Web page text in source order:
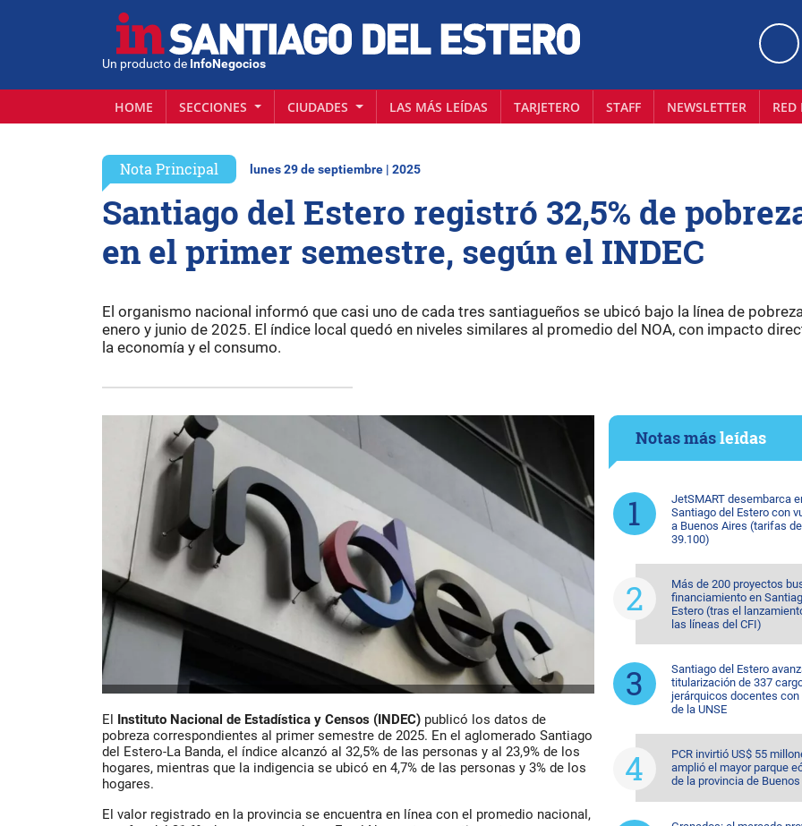
Un producto de InfoNegocios
HOME SECCIONES CIUDADES LAS MÁS LEÍDAS TARJETERO STAFF NEWSLETTER RED
Nota Principal lunes 29 de septiembre | 2025
Santiago del Estero registró 32,5% de
en el primer semestre, según el INDEC
El organismo nacional informó que casi uno de cada tres santiagueños se ubicó bajo la línea de
enero y junio de 2025. El índice local quedó en niveles similares al promedio del NOA, con impacto
la economía y el consumo.
El Instituto Nacional de Estadística y Censos (INDEC) publicó los datos de
pobreza correspondientes al primer semestre de 2025. En el aglomerado Santiago
del Estero-La Banda, el índice alcanzó al 32,5% de las personas y al 23,9% de los
hogares, mientras que la indigencia se ubicó en 4,7% de las personas y 3% de los
hogares.
El valor registrado en la provincia se encuentra en línea con el promedio nacional,
Notas másleídas
JetSMART desembarca
Santiago del Estero con
a Buenos Aires (tarifas
39.100)
Más de 200 proyectos
financiamiento en
Estero (tras el
las líneas del CFI)
Santiago del Estero
titularización de 337
jerárquicos docentes con
de la UNSE
PCR invirtió US$ 55
amplió el mayor parque
de la provincia de Buenos